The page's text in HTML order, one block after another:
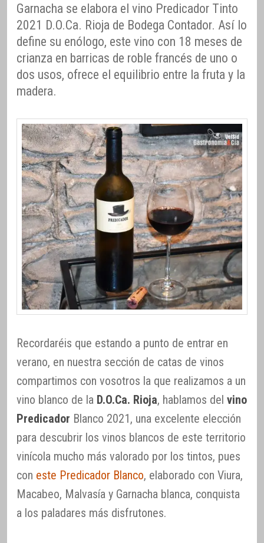
Garnacha se elabora el vino Predicador Tinto
2021 D.O.Ca. Rioja de Bodega Contador. Así lo
define su enólogo, este vino con 18 meses de
crianza en barricas de roble francés de uno o
dos usos, ofrece el equilibrio entre la fruta y la
madera.
Recordaréis que estando a punto de entrar en
verano, en nuestra sección de catas de vinos
compartimos con vosotros la que realizamos a un
vino blanco de la D.O.Ca. Rioja, hablamos del vino
Predicador Blanco 2021, una excelente elección
para descubrir los vinos blancos de este territorio
vinícola mucho más valorado por los tintos, pues
con este Predicador Blanco, elaborado con Viura,
Macabeo, Malvasía y Garnacha blanca, conquista
a los paladares más disfrutones.